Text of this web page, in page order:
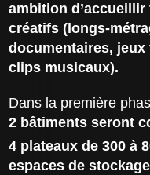
ambition
créatifs (longs-
documentaires,
clips musicaux).
Dans la première
2 bâtiments seront
4 plateaux de 300 à
espaces de